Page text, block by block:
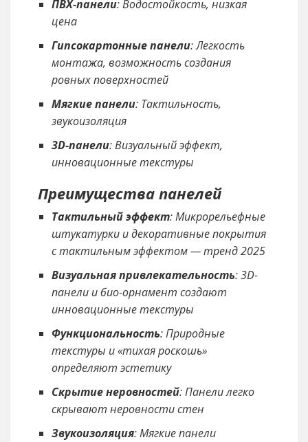
ПВХ-панели: Водостойкость, низкая
цена
Гипсокартонные панели: Легкость
монтажа, возможность создания
ровных поверхностей
Мягкие панели: Тактильность,
звукоизоляция
3D-панели: Визуальный эффект,
инновационные текстуры
Преимущества панелей
Тактильный эффект: Микрорельефные
штукатурки и декоративные покрытия
с тактильным эффектом — тренд 2025
Визуальная привлекательность: 3D-
панели и био-орнамент создают
инновационные текстуры
Функциональность: Природные
текстуры и «тихая роскошь»
определяют эстетику
Скрытие неровностей: Панели легко
скрывают неровности стен
Звукоизоляция: Мягкие панели